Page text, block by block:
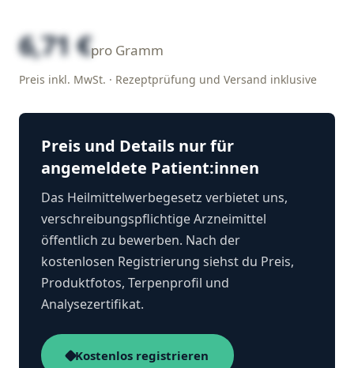
6,71 €pro Gramm
Preis inkl. MwSt. · Rezeptprüfung und Versand inklusive
Preis und Details nur für
angemeldete Patient:innen
Das Heilmittelwerbegesetz verbietet uns,
verschreibungspflichtige Arzneimittel
öffentlich zu bewerben. Nach der
kostenlosen Registrierung siehst du Preis,
Produktfotos, Terpenprofil und
Analysezertifikat.
Kostenlos registrieren